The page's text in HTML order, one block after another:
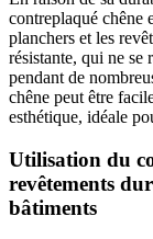
contreplaqué chêne
planchers et les
résistante, qui ne se
pendant de
chêne peut être
esthétique, idéale
Utilisation du
revêtements
bâtiments